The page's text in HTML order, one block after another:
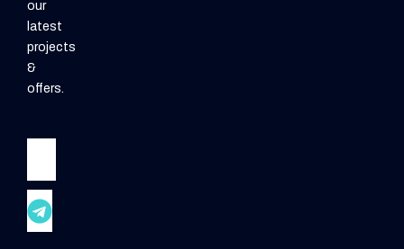
our
latest
projects
&
offers.
Submit